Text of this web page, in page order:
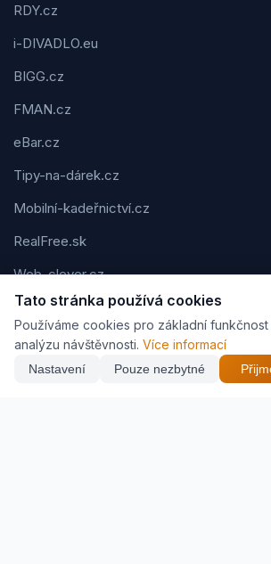
RDY.cz
i-DIVADLO.eu
BIGG.cz
FMAN.cz
eBar.cz
Tipy-na-dárek.cz
Mobilní-kadeřnictví.cz
RealFree.sk
Web-clever.cz
Kvízov.cz
Karavaning.net
CVčko.eu
Tato stránka používá cookies
Používáme cookies pro základní
analýzu návštěvnosti. Více informací
Nastavení Pouze nezbytné